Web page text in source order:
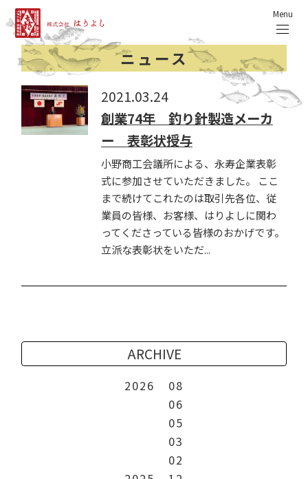
Menu
ニュース
2021.03.24
創業74年 釣り針製造メーカ
ー 表彰状授与
小野商工会議所による、永寿企業表彰
式に参加させていただきました。 ここ
まで続けてこれたのは取引先各位、従
業員の皆様、お客様、はりよしに関わ
ってくださっている皆様のおかげです。
立派な表彰状をいただ...
ARCHIVE
2026
08
06
05
03
02